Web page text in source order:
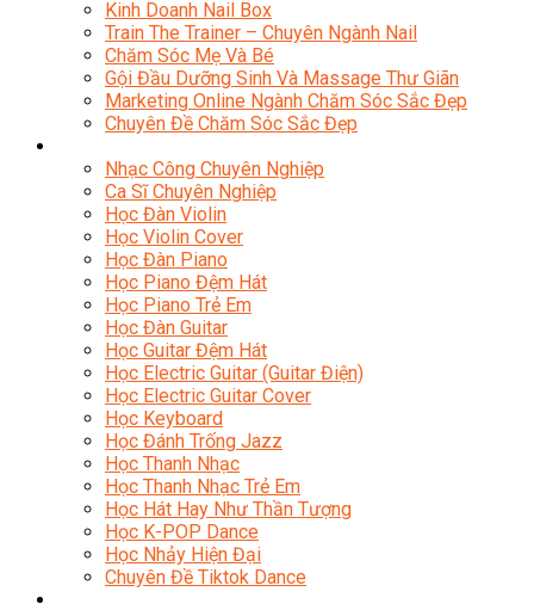
Kinh Doanh Nail Box
Train The Trainer – Chuyên Ngành Nail
Chăm Sóc Mẹ Và Bé
Gội Đầu Dưỡng Sinh Và Massage Thư Giãn
Marketing Online Ngành Chăm Sóc Sắc Đẹp
Chuyên Đề Chăm Sóc Sắc Đẹp
Nhạc Công Chuyên Nghiệp
Ca Sĩ Chuyên Nghiệp
Học Đàn Violin
Học Violin Cover
Học Đàn Piano
Học Piano Đệm Hát
Học Piano Trẻ Em
Học Đàn Guitar
Học Guitar Đệm Hát
Học Electric Guitar (Guitar Điện)
Học Electric Guitar Cover
Học Keyboard
Học Đánh Trống Jazz
Học Thanh Nhạc
Học Thanh Nhạc Trẻ Em
Học Hát Hay Như Thần Tượng
Học K-POP Dance
Học Nhảy Hiện Đại
Chuyên Đề Tiktok Dance